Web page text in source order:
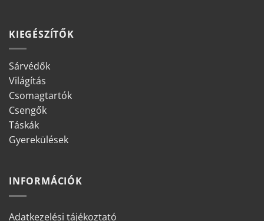
KIEGÉSZÍTŐK
Sárvédők
Világítás
Csomagtartók
Csengők
Táskák
Gyerekülések
INFORMÁCIÓK
Adatkezelési tájékoztató